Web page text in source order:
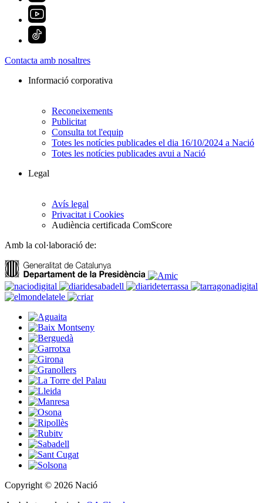
Contacta amb nosaltres
Informació corporativa
Reconeixements
Publicitat
Consulta tot l'equip
Totes les notícies publicades el dia 16/10/2024 a Nació
Totes les notícies publicades avui a Nació
Legal
Avís legal
Privacitat i Cookies
Audiència certificada ComScore
Amb la col·laboració de:
Copyright © 2026 Nació